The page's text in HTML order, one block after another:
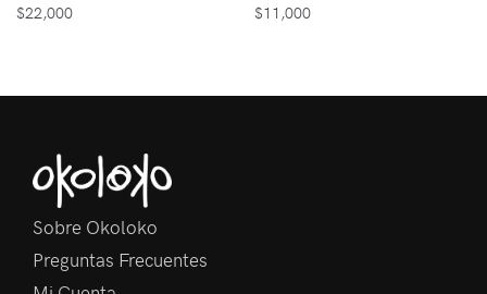
$22,000 $11,000
Sobre Okoloko
Preguntas Frecuentes